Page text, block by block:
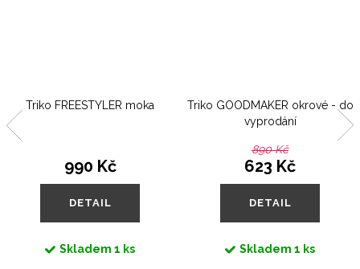
Triko FREESTYLER moka
990 Kč
DETAIL
Skladem 1 ks
Triko GOODMAKER okrové - do
vyprodání
890 Kč
623 Kč
DETAIL
Skladem 1 ks